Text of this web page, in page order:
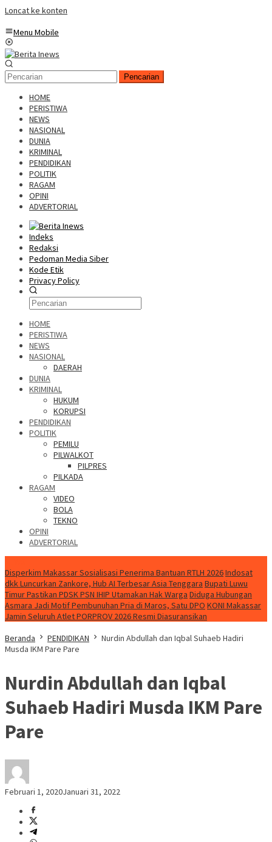
Loncat ke konten
Menu Mobile
Pencarian
HOME
PERISTIWA
NEWS
NASIONAL
DUNIA
KRIMINAL
PENDIDIKAN
POLITIK
RAGAM
OPINI
ADVERTORIAL
Indeks
Redaksi
Pedoman Media Siber
Kode Etik
Privacy Policy
HOME
PERISTIWA
NEWS
NASIONAL
DAERAH
DUNIA
KRIMINAL
HUKUM
KORUPSI
PENDIDIKAN
POLITIK
PEMILU
PILWALKOT
PILPRES
PILKADA
RAGAM
VIDEO
BOLA
TEKNO
OPINI
ADVERTORIAL
Disperkim Makassar Sosialisasi Penerima Bantuan RTLH 2026Indosat
dkk Luncurkan Zankore, Hub AI Terbesar Asia Tenggara Bupati Luwu
Timur Pastikan PDSK PSN IHIP Utamakan Hak Warga Diduga Hubungan
Asmara Jadi Motif Pembunuhan Pria di Maros, Satu DPO KONI Makassar
Jamin Seluruh Atlet PORPROV 2026 Resmi Diasuransikan
Beranda
PENDIDIKAN
Nurdin Abdullah dan Iqbal Suhaeb Hadiri
Musda IKM Pare Pare
Nurdin Abdullah dan Iqbal
Suhaeb Hadiri Musda IKM Pare
Pare
Februari 1, 2020Januari 31, 2022